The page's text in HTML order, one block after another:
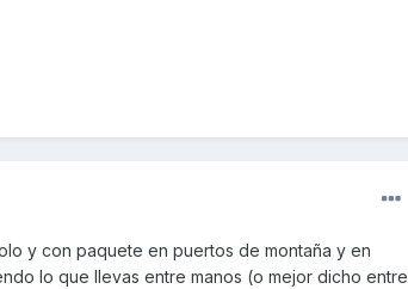
y con paquete en puertos de montaña y en
lo que llevas entre manos (o mejor dicho entre